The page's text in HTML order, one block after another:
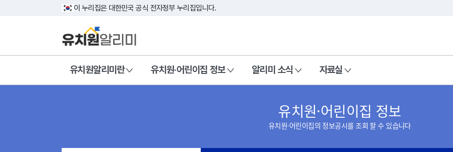
이 누리집은 대한민국 공식 전자정부 누리집입니다.
유치원알리미란 유치원·어린이집 정보 알리미 소식 자료실
유치원·어린이집 정보
유치원·어린이집의 정보공시를 조회 할 수 있습니다